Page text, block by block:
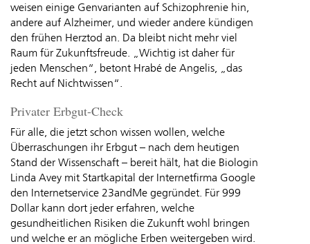
weisen einige Genvarianten auf Schizophrenie hin,
andere auf Alzheimer, und wieder andere kündigen
den frühen Herztod an. Da bleibt nicht mehr viel
Raum für Zukunftsfreude. „Wichtig ist daher für
jeden Menschen“, betont Hrabé de Angelis, „das
Recht auf Nichtwissen“.
Privater Erbgut-Check
Für alle, die jetzt schon wissen wollen, welche
Überraschungen ihr Erbgut – nach dem heutigen
Stand der Wissenschaft – bereit hält, hat die Biologin
Linda Avey mit Startkapital der Internetfirma Google
den Internetservice 23andMe gegründet. Für 999
Dollar kann dort jeder erfahren, welche
gesundheitlichen Risiken die Zukunft wohl bringen
und welche er an mögliche Erben weitergeben wird.